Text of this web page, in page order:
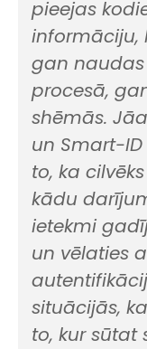
pieejas
informāciju,
gan
procesā,
shēmās.
un Smart-
to, ka
kādu
ietekmi
un vēlaties
situācijās,
to, kur sūtat